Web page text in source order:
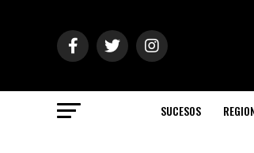
SUCESOS